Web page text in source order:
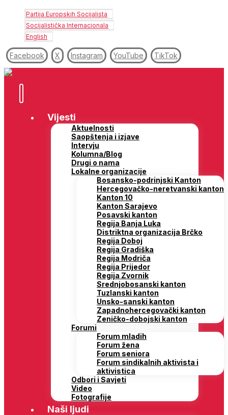
Partija Europskih Socijalista
Socijalistička Internacionala
English
Facebook X Instagram YouTube TikTok
Vijesti
Aktuelnosti
Saopštenja i izjave
Intervju
Kolumna/Blog
Drugi o nama
Lokalne organizacije
Bosansko-podrinjski Kanton
Hercegovačko-neretvanski kanton
Kanton 10
Kanton Sarajevo
Posavski kanton
Regija Banja Luka
Distriktna organizacija Brčko
Regija Doboj
Regija Gradiška
Regija Modriča
Regija Prijedor
Regija Zvornik
Srednjobosanski kanton
Tuzlanski kanton
Unsko-sanski kanton
Zapadnohercegovački kanton
Zeničko-dobojski kanton
Forumi
Forum mladih
Forum žena
Forum seniora
Forum sindikalnih aktivista i
aktivistica
Odbori i Savjeti
Video
Fotografije
Naši ljudi